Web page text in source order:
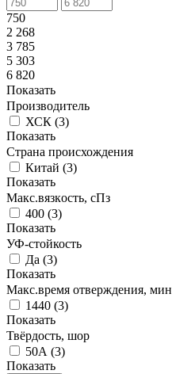
750
2 268
3 785
5 303
6 820
Показать
Производитель
ХСК (3)
Показать
Страна происхождения
Китай (3)
Показать
Макс.вязкoсть, сПз
400 (3)
Показать
УФ-стойкость
Да (3)
Показать
Макс.время отверждения, мин
1440 (3)
Показать
Твёрдость, шор
50А (3)
Показать